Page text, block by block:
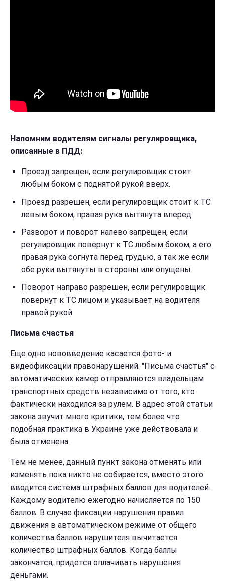
Напомним водителям сигналы регулировщика,
описанные в ПДД:
Проезд запрещен, если регулировщик стоит
любым боком с поднятой рукой вверх.
Проезд разрешен, если регулировщик стоит к ТС
левым боком, правая рука вытянута вперед.
Разворот и поворот налево запрещен, если
регулировщик повернут к ТС любым боком, а его
правая рука согнута перед грудью, а так же если
обе руки вытянуты в стороны или опущены.
Поворот направо разрешен, если регулировщик
повернут к ТС лицом и указывает на водителя
правой рукой
Письма счастья
Еще одно нововведение касается фото- и
видеофиксации правонарушений. "Письма счастья" с
автоматических камер отправляются владельцам
транспортных средств независимо от того, кто
фактически находился за рулем. В адрес этой статьи
закона звучит много критики, тем более что
подобная практика в Украине уже действовала и
была отменена.
Тем не менее, данный пункт закона отменять или
изменять пока никто не собирается, вместо этого
вводится система штрафных баллов для водителей.
Каждому водителю ежегодно начисляется по 150
баллов. В случае фиксации нарушения правил
движения в автоматическом режиме от общего
количества баллов нарушителя вычитается
количество штрафных баллов. Когда баллы
закончатся, придется оплачивать нарушения
деньгами.